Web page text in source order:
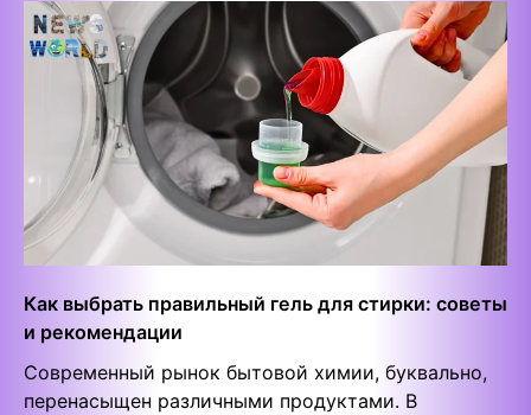
Как выбрать правильный гель для стирки: советы
и рекомендации
Современный рынок бытовой химии, буквально,
перенасыщен различными продуктами. В